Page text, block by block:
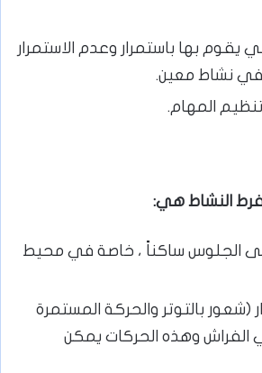
يقوم بها باستمرار وعدم الاستمرار
في نشاط معين.
المهام.
لفرط النشاط هي:
الجلوس ساكناً ، خاصة في محيط
(شعور بالتوتر والحركة المستمرة
الفراش وهذه الحركات يمكن